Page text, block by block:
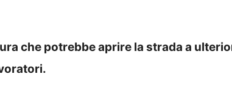
che potrebbe aprire la strada a